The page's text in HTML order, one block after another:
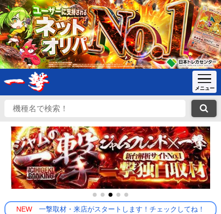
NEW 一撃取材・来店がスタートします！チェックしてね！